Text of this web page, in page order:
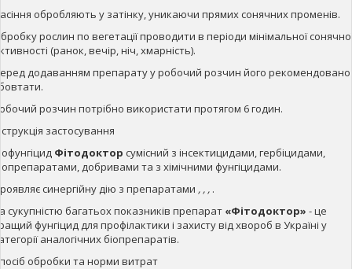
обробляють у затінку, уникаючи прямих сонячних променів.
рослин по вегетації проводити в періоди мінімальної
(ранок, вечір, ніч, хмарність).
додаванням препарату у робочий розчин його рекомендовано
розчин потрібно використати протягом 6 годин.
застосування
Фітодоктор сумісний з інсектицидами, гербіцидами,
добривами та з хімічними фунгіцидами.
синергійну дію з препаратами , , , .
сукупністю багатьох показників препарат «Фітодоктор» - це
фунгіцид для профілактики і захисту від хвороб в Україні у
аналогічних біопрепаратів.
обробки та норми витрат